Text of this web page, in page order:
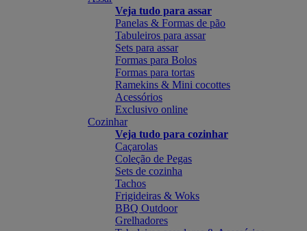
Veja tudo para assar
Panelas & Formas de pão
Tabuleiros para assar
Sets para assar
Formas para Bolos
Formas para tortas
Ramekins & Mini cocottes
Acessórios
Exclusivo online
Cozinhar
Veja tudo para cozinhar
Caçarolas
Coleção de Pegas
Sets de cozinha
Tachos
Frigideiras & Woks
BBQ Outdoor
Grelhadores